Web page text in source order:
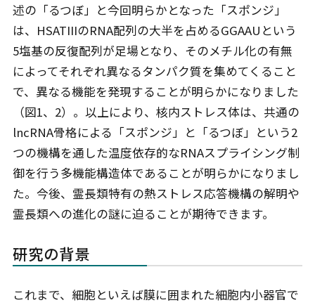
述の「るつぼ」と今回明らかとなった「スポンジ」
は、HSATIIIのRNA配列の大半を占めるGGAAUという
5塩基の反復配列が足場となり、そのメチル化の有無
によってそれぞれ異なるタンパク質を集めてくること
で、異なる機能を発現することが明らかになりました
（図1、2）。以上により、核内ストレス体は、共通の
lncRNA骨格による「スポンジ」と「るつぼ」という2
つの機構を通した温度依存的なRNAスプライシング制
御を行う多機能構造体であることが明らかになりまし
た。今後、霊長類特有の熱ストレス応答機構の解明や
霊長類への進化の謎に迫ることが期待できます。
研究の背景
これまで、細胞といえば膜に囲まれた細胞内小器官で